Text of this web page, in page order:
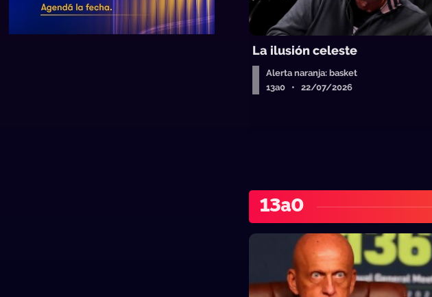
La ilusión celeste
Alerta naranja: basket
13a0 • 22/07/2026
13a0